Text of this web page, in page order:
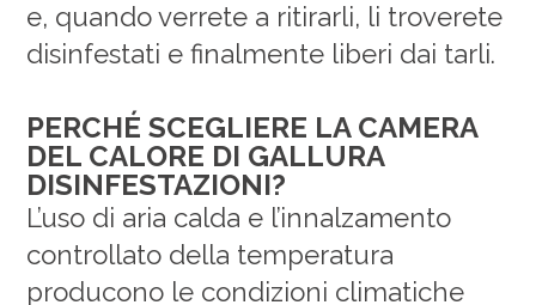
e, quando verrete a ritirarli, li troverete
disinfestati e finalmente liberi dai tarli.
PERCHÉ SCEGLIERE LA CAMERA
DEL CALORE DI GALLURA
DISINFESTAZIONI?
L’uso di aria calda e l’innalzamento
controllato della temperatura
producono le condizioni climatiche